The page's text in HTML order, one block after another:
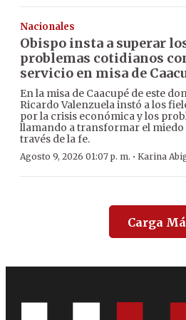
Nacionales
Obispo insta a superar
problemas cotidianos
servicio en misa de
En la misa de Caacupé de este
Ricardo Valenzuela instó a los
por la crisis económica y los
llamando a transformar el
través de la fe.
Agosto 9, 2026 01:07 p. m. · Karina
Carga